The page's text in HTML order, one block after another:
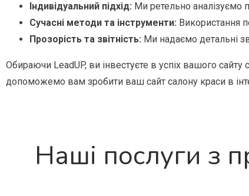
Індивідуальний підхід: Ми ретельно аналізуємо
Сучасні методи та інструменти: Використання
Прозорість та звітність: Ми надаємо детальні
Обираючи LeadUP, ви інвестуєте в успіх вашого сайту
допоможемо вам зробити ваш сайт салону краси в
Наші послуги з